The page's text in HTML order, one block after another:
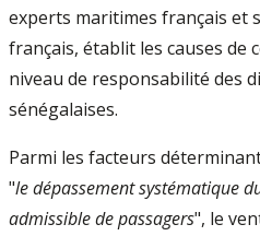
experts maritimes français et
français, établit les causes de
niveau de responsabilité des
sénégalaises.
Parmi les facteurs
"le dépassement systématique
admissible de passagers", le